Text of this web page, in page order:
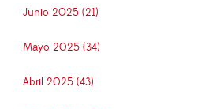
Junio 2025 (21)
Mayo 2025 (34)
Abril 2025 (43)